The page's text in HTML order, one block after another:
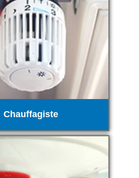
Chauffagiste